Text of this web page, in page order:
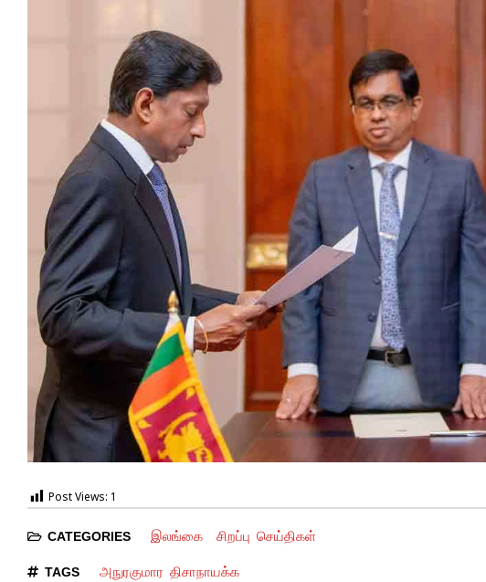
Post Views: 1
CATEGORIES இலங்கை சிறப்பு செய்திகள்
TAGS அநுரகுமார திசாநாயக்க